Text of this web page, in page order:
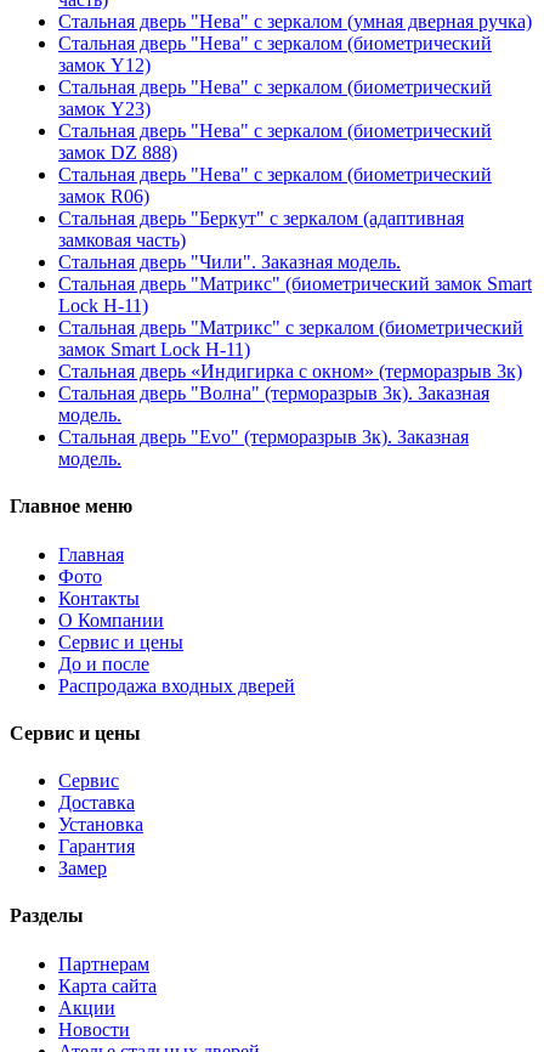
Стальная дверь "Нева" с зеркалом (умная дверная ручка)
Стальная дверь "Нева" с зеркалом (биометрический
замок Y12)
Стальная дверь "Нева" с зеркалом (биометрический
замок Y23)
Стальная дверь "Нева" с зеркалом (биометрический
замок DZ 888)
Стальная дверь "Нева" с зеркалом (биометрический
замок R06)
Стальная дверь "Беркут" с зеркалом (адаптивная
замковая часть)
Стальная дверь "Чили". Заказная модель.
Стальная дверь "Матрикс" (биометрический замок Smart
Lock H-11)
Стальная дверь "Матрикс" с зеркалом (биометрический
замок Smart Lock H-11)
Стальная дверь «Индигирка с окном» (терморазрыв 3к)
Стальная дверь "Волна" (терморазрыв 3к). Заказная
модель.
Стальная дверь "Evo" (терморазрыв 3к). Заказная
модель.
Главное меню
Главная
Фото
Контакты
О Компании
Сервис и цены
До и после
Распродажа входных дверей
Сервис и цены
Сервис
Доставка
Установка
Гарантия
Замер
Разделы
Партнерам
Карта сайта
Акции
Новости